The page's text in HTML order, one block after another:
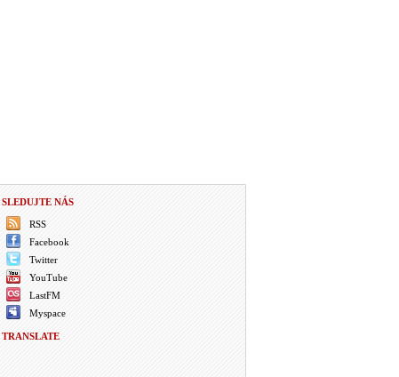
SLEDUJTE NÁS
RSS
Facebook
Twitter
YouTube
LastFM
Myspace
TRANSLATE